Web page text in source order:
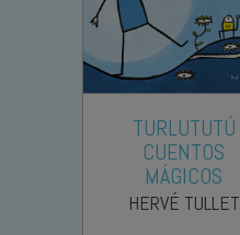
TURLUTUTÚ
CUENTOS
MÁGICOS
HERVÉ TULLET